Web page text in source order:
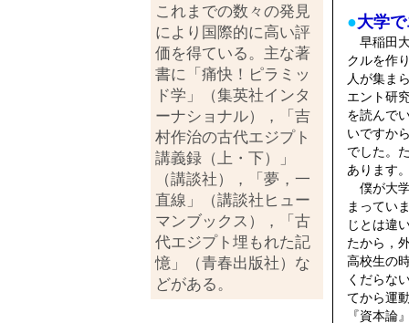
これまでの数々の発見
により国際的に高い評
価を得ている。主な著
書に「痛快！ピラミッ
ド学」（集英社インタ
ーナショナル），「吉
村作治の古代エジプト
講義録（上・下）」
（講談社），「夢，一
直線」（講談社ヒュー
マンブックス），「古
代エジプト埋もれた記
憶」（青春出版社）な
どがある。
●大学
早稲田
クルを作
人が集ま
エント研
を読んで
いですか
でした。
あります
僕が大
まってい
じとは違
たから，
高校生の
くだらな
てから運
『資本論